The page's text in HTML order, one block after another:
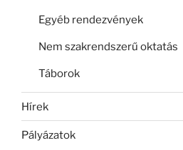
Egyéb rendezvények
Nem szakrendszerű oktatás
Táborok
Hírek
Pályázatok